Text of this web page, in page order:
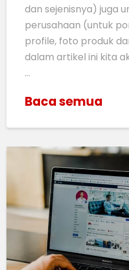
dan sejenisnya) juga
perusahaan (untuk
profile, foto produk
dalam artikel ini kita
…
Baca semua